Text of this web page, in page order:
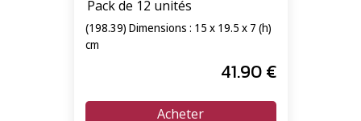
Pack de 12 unités
(198.39) Dimensions : 15 x 19.5 x 7 (h)
cm
41.90€